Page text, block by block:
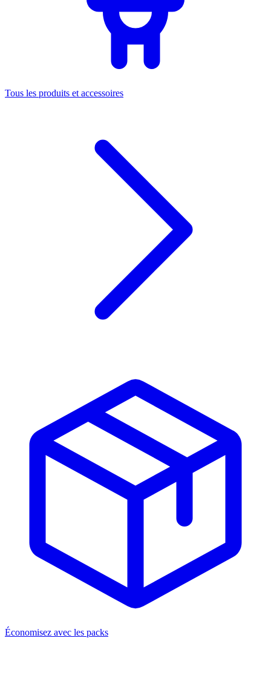
Tous les produits et accessoires
Économisez avec les packs